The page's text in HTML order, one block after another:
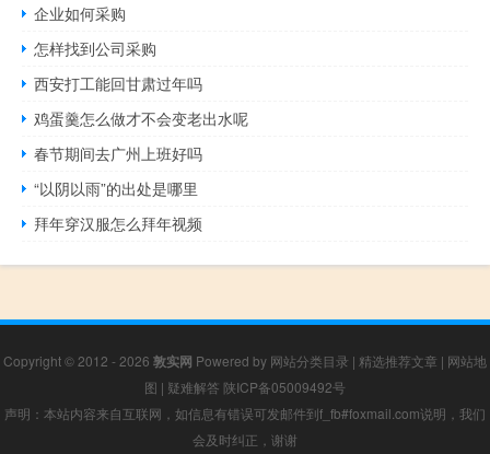
企业如何采购
怎样找到公司采购
西安打工能回甘肃过年吗
鸡蛋羹怎么做才不会变老出水呢
春节期间去广州上班好吗
“以阴以雨”的出处是哪里
拜年穿汉服怎么拜年视频
Copyright © 2012 - 2026 敦实网 Powered by 网站分类目录 | 精选推荐文章 | 网站地
图 | 疑难解答 陕ICP备05009492号
声明：本站内容来自互联网，如信息有错误可发邮件到f_fb#foxmail.com说明，我们
会及时纠正，谢谢